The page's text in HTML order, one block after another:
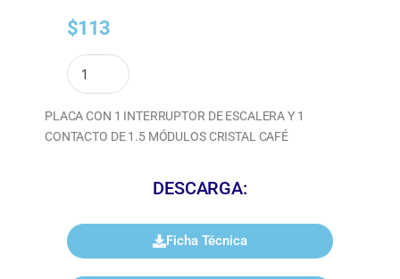
$113
PLACA CON 1 INTERRUPTOR DE ESCALERA Y 1
CONTACTO DE 1.5 MÓDULOS CRISTAL CAFÉ
DESCARGA:
Ficha Técnica